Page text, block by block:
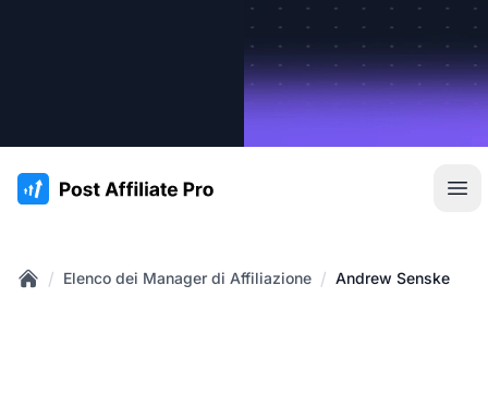
:site.title
/ Elenco dei Manager di Affiliazione / Andrew Senske